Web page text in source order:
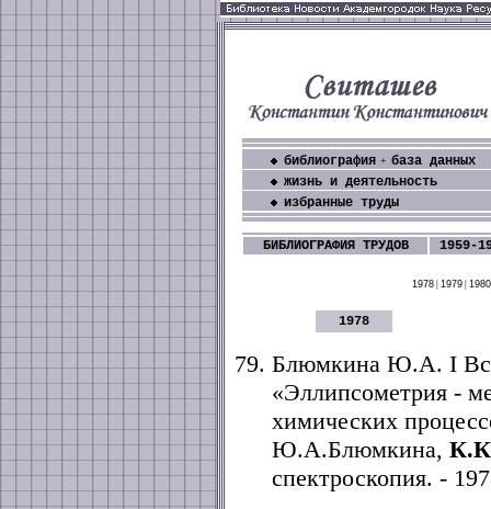
библиография + база данных
жизнь и деятельность
избранные труды
БИБЛИОГРАФИЯ ТРУДОВ 1959-
1978 1979 1980
1978
Блюмкина Ю.А. I
«Эллипсометрия -
химических
Ю.А.Блюмкина,
спектроскопия. -